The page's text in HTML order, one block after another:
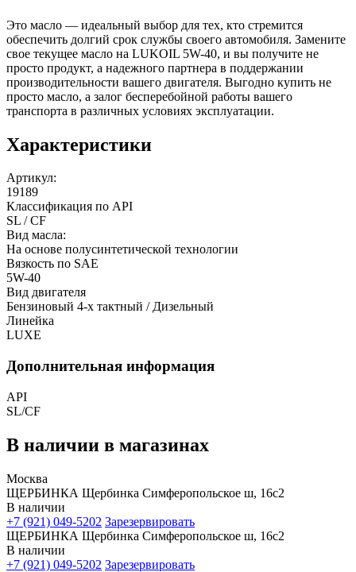
Это масло — идеальный выбор для тех, кто стремится
обеспечить долгий срок службы своего автомобиля. Замените
свое текущее масло на LUKOIL 5W-40, и вы получите не
просто продукт, а надежного партнера в поддержании
производительности вашего двигателя. Выгодно купить не
просто масло, а залог бесперебойной работы вашего
транспорта в различных условиях эксплуатации.
Характеристики
Артикул:
19189
Классификация по API
SL / CF
Вид масла:
На основе полусинтетической технологии
Вязкость по SAE
5W-40
Вид двигателя
Бензиновый 4-х тактный / Дизельный
Линейка
LUXE
Дополнительная информация
API
SL/CF
В наличии в магазинах
Москва
ЩЕРБИНКА Щербинка Симферопольское ш, 16с2
В наличии
+7 (921) 049-5202 Зарезервировать
ЩЕРБИНКА Щербинка Симферопольское ш, 16с2
В наличии
+7 (921) 049-5202 Зарезервировать